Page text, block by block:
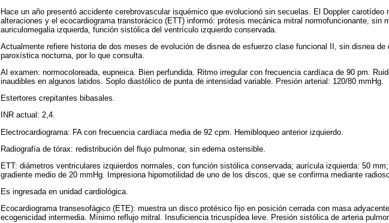
Hace un año presentó accidente cerebrovascular isquémico que evolucionó sin secuelas. El Doppler carotídeo
alteraciones y el ecocardiograma transtorácico (ETT) informó: prótesis mecánica mitral normofuncionante, sin
auriculomegalia izquierda, función sistólica del ventrículo izquierdo conservada.
Actualmente refiere historia de dos meses de evolución de disnea de esfuerzo clase funcional II, sin disnea de
paroxística nocturna, por lo que consulta.
Al examen: normocoloreada, eupneica. Bien perfundida. Ritmo irregular con frecuencia cardíaca de 90 pm.
inaudibles en algunos latidos. Soplo diastólico de punta de intensidad variable. Presión arterial: 120/80 mmHg.
Estertores crepitantes bibasales.
INR actual: 2,4.
Electrocardiograma: FA con frecuencia cardíaca media de 92 cpm. Hemibloqueo anterior izquierdo.
Radiografía de tórax: redistribución del flujo pulmonar, sin edema ostensible.
ETT: diámetros ventriculares izquierdos normales, con función sistólica conservada; aurícula izquierda: 50
gradiente medio de 20 mmHg. Impresiona hipomotilidad de uno de los discos, que se confirma mediante
Es ingresada en unidad cardiológica.
Ecocardiograma transesofágico (ETE): muestra un disco protésico fijo en posición cerrada con masa
ecogenicidad intermedia. Mínimo reflujo mitral. Insuficiencia tricuspídea leve. Presión sistólica de arteria